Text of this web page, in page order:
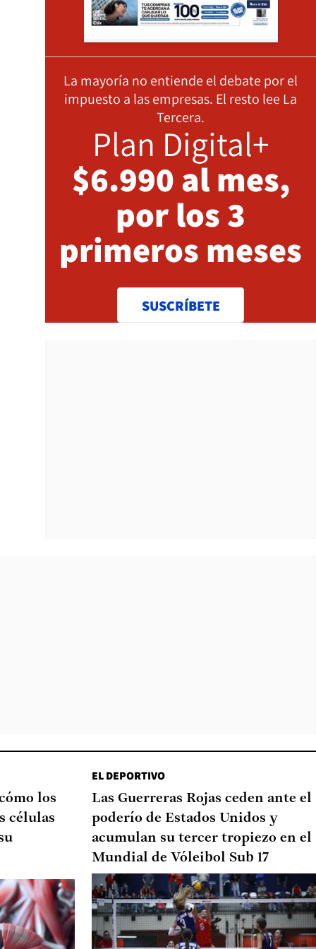
La mayoría no entiende el debate por el
impuesto a las empresas. El resto lee La
Tercera.
Plan Digital+
$6.990 al mes,
por los 3
primeros meses
SUSCRÍBETE
los
células
EL DEPORTIVO
Las Guerreras Rojas ceden ante el
poderío de Estados Unidos y
acumulan su tercer tropiezo en el
Mundial de Vóleibol Sub 17